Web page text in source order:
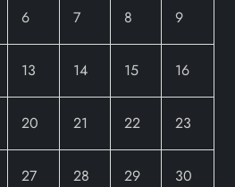
6 7 8 9
13 14 15 16
20 21 22 23
27 28 29 30